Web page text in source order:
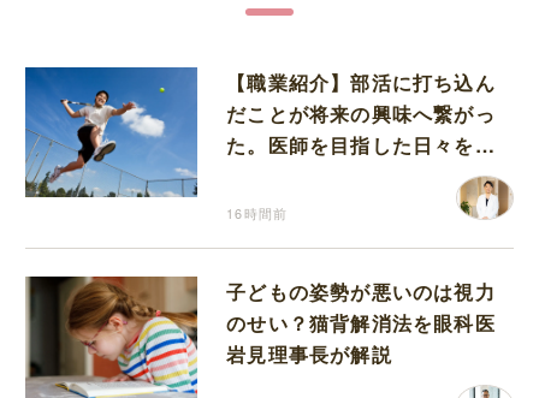
【職業紹介】部活に打ち込ん
だことが将来の興味へ繋がっ
た。医師を目指した日々を振
16時間前
子どもの姿勢が悪いのは視力
のせい？猫背解消法を眼科医
岩見理事長が解説